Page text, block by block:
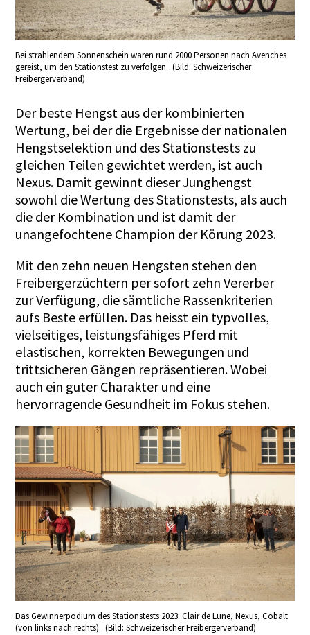
Bei strahlendem Sonnenschein waren rund 2000 Personen nach Avenches
gereist, um den Stationstest zu verfolgen. (Bild: Schweizerischer
Freibergerverband)
Der beste Hengst aus der kombinierten
Wertung, bei der die Ergebnisse der nationalen
Hengstselektion und des Stationstests zu
gleichen Teilen gewichtet werden, ist auch
Nexus. Damit gewinnt dieser Junghengst
sowohl die Wertung des Stationstests, als auch
die der Kombination und ist damit der
unangefochtene Champion der Körung 2023.
Mit den zehn neuen Hengsten stehen den
Freibergerzüchtern per sofort zehn Vererber
zur Verfügung, die sämtliche Rassenkriterien
aufs Beste erfüllen. Das heisst ein typvolles,
vielseitiges, leistungsfähiges Pferd mit
elastischen, korrekten Bewegungen und
trittsicheren Gängen repräsentieren. Wobei
auch ein guter Charakter und eine
hervorragende Gesundheit im Fokus stehen.
Das Gewinnerpodium des Stationstests 2023: Clair de Lune, Nexus, Cobalt
(von links nach rechts). (Bild: Schweizerischer Freibergerverband)